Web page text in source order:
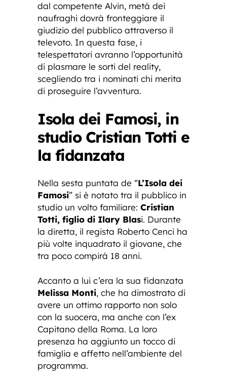
dal competente Alvin, metà dei
naufraghi dovrà fronteggiare il
giudizio del pubblico attraverso il
televoto. In questa fase, i
telespettatori avranno l’opportunità
di plasmare le sorti del reality,
scegliendo tra i nominati chi merita
di proseguire l’avventura.
Isola dei Famosi, in
studio Cristian Totti e
la fidanzata
Nella sesta puntata de “L’Isola dei
Famosi” si è notato tra il pubblico in
studio un volto familiare: Cristian
Totti, figlio di Ilary Blasi. Durante
la diretta, il regista Roberto Cenci ha
più volte inquadrato il giovane, che
tra poco compirà 18 anni.
Accanto a lui c’era la sua fidanzata
Melissa Monti, che ha dimostrato di
avere un ottimo rapporto non solo
con la suocera, ma anche con l’ex
Capitano della Roma. La loro
presenza ha aggiunto un tocco di
famiglia e affetto nell’ambiente del
programma.